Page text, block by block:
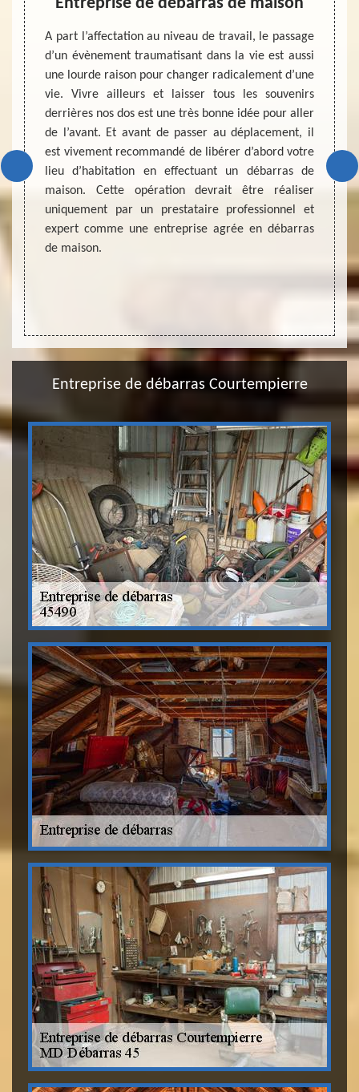
Et
A part l’affectation au niveau de travail, le passage
d’un évènement traumatisant dans la vie est aussi
une lourde raison pour changer radicalement d’une
vie. Vivre ailleurs et laisser tous les souvenirs
derrières nos dos est une très bonne idée pour aller
de l’avant. Et avant de passer au déplacement, il
est vivement recommandé de libérer d’abord votre
lieu d’habitation en effectuant un débarras de
maison. Cette opération devrait être réaliser
uniquement par un prestataire professionnel et
expert comme une entreprise agrée en débarras
de maison.
Dans
le
leurs
de
cave
vous
Entreprise de débarras Courtempierre